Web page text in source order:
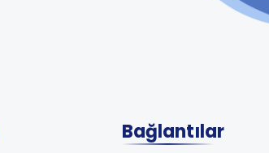
Bağlantılar